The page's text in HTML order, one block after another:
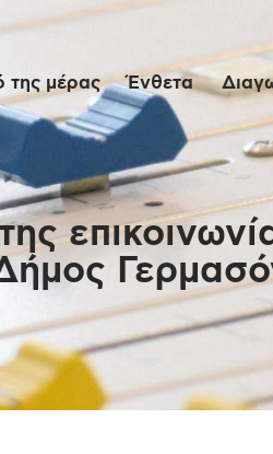
της μέρας Ένθετα
της
Live